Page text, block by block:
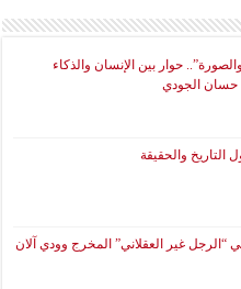
حوار بين الإنسان والذكاء
حسان الجودي
“الرجل غير العقلاني” المخرج وودي آلان